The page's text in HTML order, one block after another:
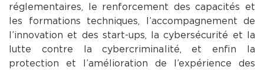
réglementaires, le renforcement des capacités et
les formations techniques, l’accompagnement de
l’innovation et des start-ups, la cybersécurité et la
lutte contre la cybercriminalité, et enfin la
protection et l’amélioration de l’expérience des